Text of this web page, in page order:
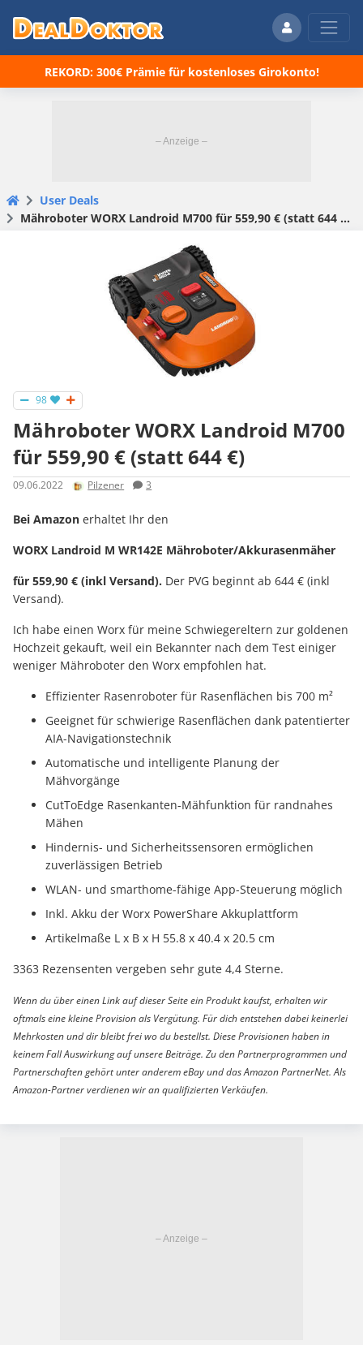
REKORD: 300€ Prämie für kostenloses Girokonto!
User Deals
Mähroboter WORX Landroid M700 für 559,90 € (statt 644 €)
98
Mähroboter WORX Landroid M700
für 559,90 € (statt 644 €)
09.06.2022 Pilzener 3
Bei Amazon erhaltet Ihr den
WORX Landroid M WR142E Mähroboter/Akkurasenmäher
für 559,90 € (inkl Versand). Der PVG beginnt ab 644 € (inkl
Versand).
Ich habe einen Worx für meine Schwiegereltern zur goldenen
Hochzeit gekauft, weil ein Bekannter nach dem Test einiger
weniger Mähroboter den Worx empfohlen hat.
Effizienter Rasenroboter für Rasenflächen bis 700 m²
Geeignet für schwierige Rasenflächen dank patentierter
AIA-Navigationstechnik
Automatische und intelligente Planung der
Mähvorgänge
CutToEdge Rasenkanten-Mähfunktion für randnahes
Mähen
Hindernis- und Sicherheitssensoren ermöglichen
zuverlässigen Betrieb
WLAN- und smarthome-fähige App-Steuerung möglich
Inkl. Akku der Worx PowerShare Akkuplattform
Artikelmaße L x B x H 55.8 x 40.4 x 20.5 cm
3363 Rezensenten vergeben sehr gute 4,4 Sterne.
Wenn du über einen Link auf dieser Seite ein Produkt kaufst, erhalten wir
oftmals eine kleine Provision als Vergütung. Für dich entstehen dabei keinerlei
Mehrkosten und dir bleibt frei wo du bestellst. Diese Provisionen haben in
keinem Fall Auswirkung auf unsere Beiträge. Zu den Partnerprogrammen und
Partnerschaften gehört unter anderem eBay und das Amazon PartnerNet. Als
Amazon-Partner verdienen wir an qualifizierten Verkäufen.